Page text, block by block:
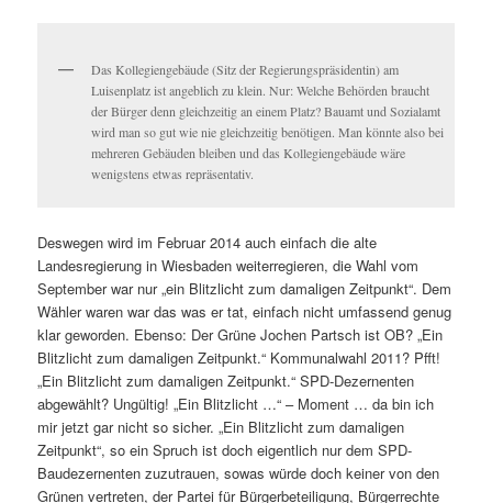
Das Kollegiengebäude (Sitz der Regierungspräsidentin) am
Luisenplatz ist angeblich zu klein. Nur: Welche Behörden braucht
der Bürger denn gleichzeitig an einem Platz? Bauamt und Sozialamt
wird man so gut wie nie gleichzeitig benötigen. Man könnte also bei
mehreren Gebäuden bleiben und das Kollegiengebäude wäre
wenigstens etwas repräsentativ.
Deswegen wird im Februar 2014 auch einfach die alte
Landesregierung in Wiesbaden weiterregieren, die Wahl vom
September war nur „ein Blitzlicht zum damaligen Zeitpunkt“. Dem
Wähler waren war das was er tat, einfach nicht umfassend genug
klar geworden. Ebenso: Der Grüne Jochen Partsch ist OB? „Ein
Blitzlicht zum damaligen Zeitpunkt.“ Kommunalwahl 2011? Pfft!
„Ein Blitzlicht zum damaligen Zeitpunkt.“ SPD-Dezernenten
abgewählt? Ungültig! „Ein Blitzlicht …“ – Moment … da bin ich
mir jetzt gar nicht so sicher. „Ein Blitzlicht zum damaligen
Zeitpunkt“, so ein Spruch ist doch eigentlich nur dem SPD-
Baudezernenten zuzutrauen, sowas würde doch keiner von den
Grünen vertreten, der Partei für Bürgerbeteiligung, Bürgerrechte